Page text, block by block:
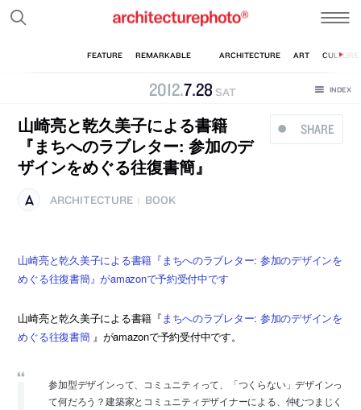
2012.7.28 SAT
SHARE
山崎亮と乾久美子による書籍
『まちへのラブレター: 参加のデ
ザインをめぐる往復書簡』
ARCHITECTURE BOOK
山崎亮と乾久美子による書籍『まちへのラブレター: 参加のデザインを
めぐる往復書簡』がamazonで予約受付中です
山崎亮と乾久美子による書籍『まちへのラブレター: 参加のデザインを
めぐる往復書簡 』がamazonで予約受付中です。
参加型デザインって、コミュニティって、「つくらない」デザインっ
て何だろう？建築家とコミュニティデザイナーによる、仲むつまじく